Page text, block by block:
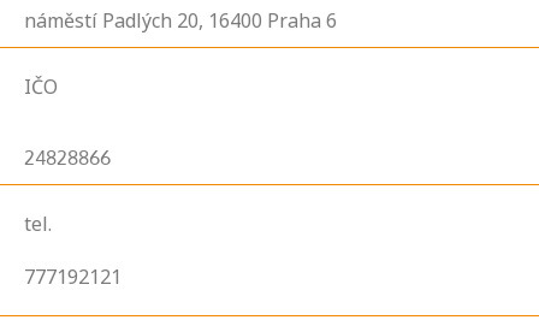
náměstí Padlých 20, 16400 Praha 6
IČO
24828866
tel.
777192121